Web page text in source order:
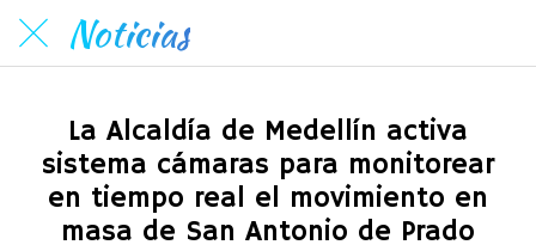
Noticias
La Alcaldía de Medellín activa
sistema cámaras para monitorear
en tiempo real el movimiento en
masa de San Antonio de Prado